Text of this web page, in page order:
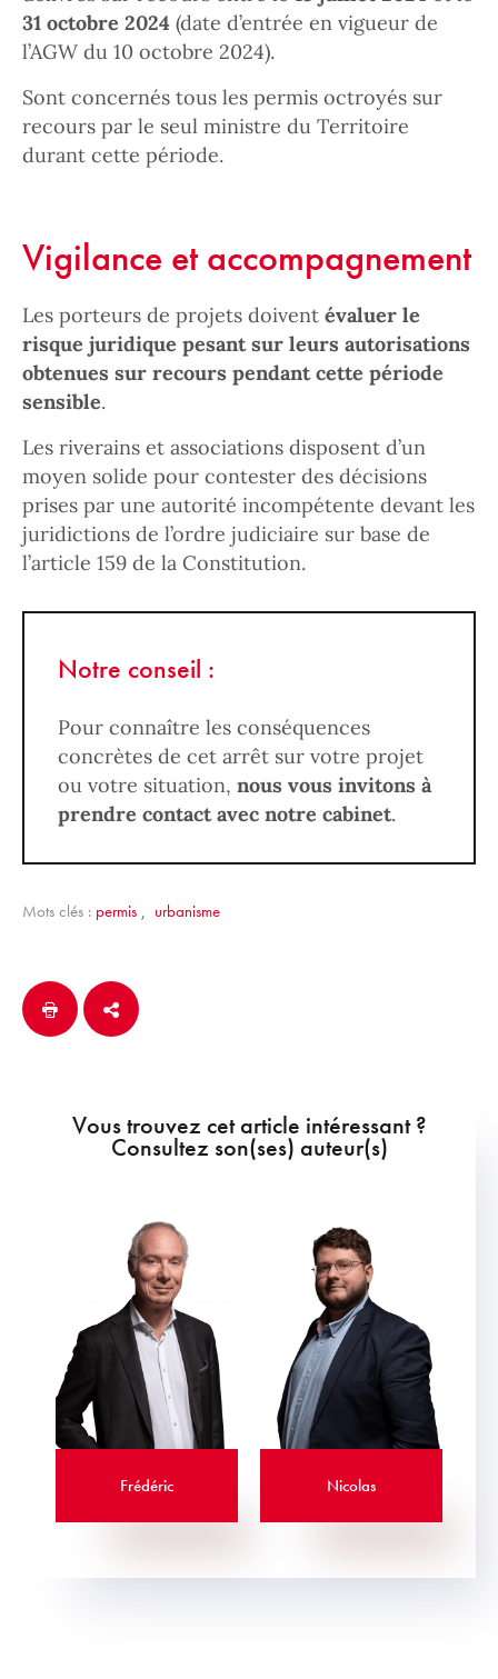
31 octobre 2024 (date d’entrée en vigueur de
l’AGW du 10 octobre 2024).
Sont concernés tous les permis octroyés sur
recours par le seul ministre du Territoire
durant cette période.
Vigilance et accompagnement
Les porteurs de projets doivent évaluer le
risque juridique pesant sur leurs autorisations
obtenues sur recours pendant cette période
sensible.
Les riverains et associations disposent d’un
moyen solide pour contester des décisions
prises par une autorité incompétente devant les
juridictions de l’ordre judiciaire sur base de
l’article 159 de la Constitution.
Notre conseil :
Pour connaître les conséquences
concrètes de cet arrêt sur votre projet
ou votre situation, nous vous invitons à
prendre contact avec notre cabinet.
Mots clés : permis , urbanisme
Vous trouvez cet article intéressant ?
Consultez son(ses) auteur(s)
Frédéric Nicolas